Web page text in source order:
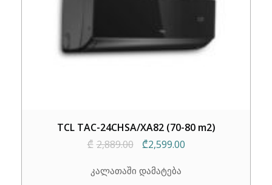
TCL TAC-24CHSA/XA82 (70-80 m2)
₾ 2,889.00
Original
was:
₾2,599.00Current
კალათაში დამატება